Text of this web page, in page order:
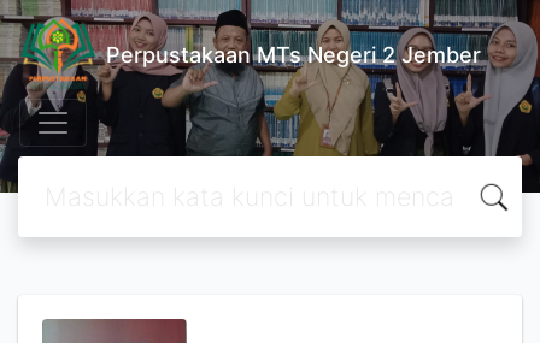
Perpustakaan MTs Negeri 2 Jember